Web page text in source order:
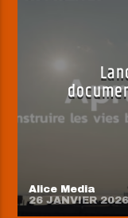
Alice Media
26 JANVIER